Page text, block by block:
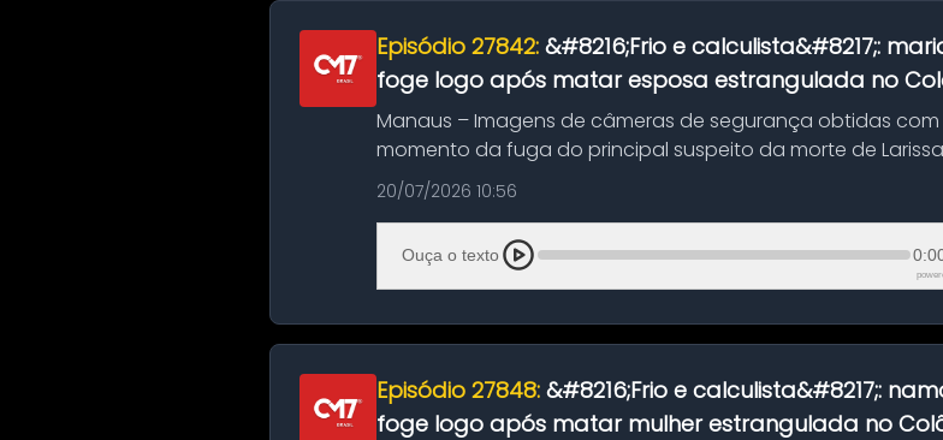
Episódio 27842: &#8216;Frio e calculista&#8217;:
foge logo após matar esposa estrangulada no
Manaus – Imagens de câmeras de segurança obtidas
momento da fuga do principal suspeito da morte de
noite deste último d...
20/07/2026 10:56
Ouça o texto
Episódio 27848: &#8216;Frio e calculista&#8217;:
foge logo após matar mulher estrangulada no